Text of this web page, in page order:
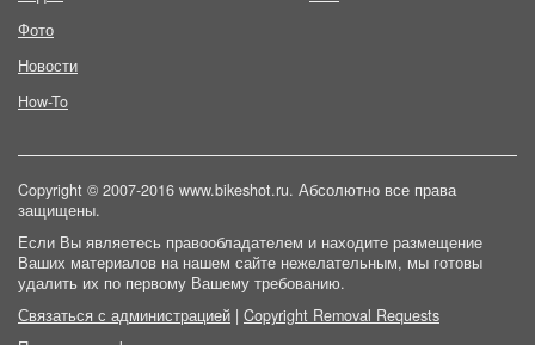
Фото
Новости
How-To
Copyright © 2007-2016 www.bikeshot.ru. Абсолютно все права
защищены.
Если Вы являетесь правообладателем и находите размещение
Ваших материалов на нашем сайте нежелательным, мы готовы
удалить их по первому Вашему требованию.
Связаться с администрацией | Copyright Removal Requests